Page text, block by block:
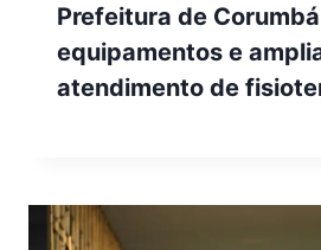
Prefeitura de
equipamentos e
atendimento de